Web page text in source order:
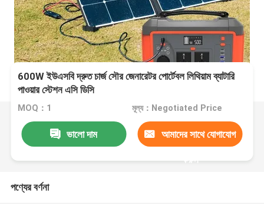
600W ইউএসবি দ্রুত চার্জ সৌর জেনারেটর পোর্টেবল লিথিয়াম ব্যাটারি
পাওয়ার স্টেশন এসি ডিসি
MOQ：1 মূল্য：Negotiated Price
ভালো দাম আমাদের সাথে যোগাযোগ
করুন
পণ্যের বর্ণনা